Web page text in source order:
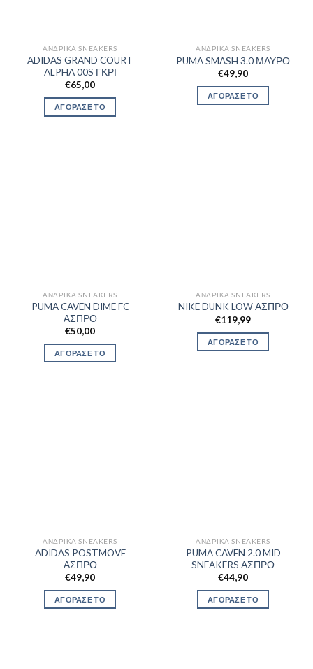
ΑΝΔΡΙΚΆ SNEAKERS
ADIDAS GRAND COURT
ALPHA 00S ΓΚΡΙ
€65,00
ΑΓΟΡΑΣΕ ΤΟ
ΑΝΔΡΙΚΆ SNEAKERS
PUMA SMASH 3.0 ΜΑΥΡΟ
€49,90
ΑΓΟΡΑΣΕ ΤΟ
ΑΝΔΡΙΚΆ SNEAKERS
PUMA CAVEN DIME FC
ΑΣΠΡΟ
€50,00
ΑΓΟΡΑΣΕ ΤΟ
ΑΝΔΡΙΚΆ SNEAKERS
NIKE DUNK LOW ΑΣΠΡΟ
€119,99
ΑΓΟΡΑΣΕ ΤΟ
ΑΝΔΡΙΚΆ SNEAKERS
ADIDAS POSTMOVE
ΑΣΠΡΟ
€49,90
ΑΓΟΡΑΣΕ ΤΟ
ΑΝΔΡΙΚΆ SNEAKERS
PUMA CAVEN 2.0 MID
SNEAKERS ΑΣΠΡΟ
€44,90
ΑΓΟΡΑΣΕ ΤΟ